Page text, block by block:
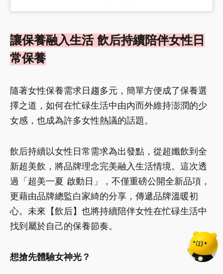
讓保養融入生活 飲后持續陪伴女性日
常保養
隨著女性保養需求日趨多元，簡單方便成了保養選
擇之道，如何在忙碌生活中由內而外維持澎潤的少
女感，也成為許多女性熱議的話題。
飲后持續以女性日常需求為出發點，從超孅飲到全
新超美飲，將品牌理念完美融入生活情境。這次透
過「超美一夏 啟動日」，不僅重磅公開全新品項，
更藉由品牌總監白家綺的分享，傳遞品牌溫暖初
心。未來【飲后】也將持續陪伴女性在忙碌生活中
找到屬於自己的保養節奏。
想搶先體驗女神光？